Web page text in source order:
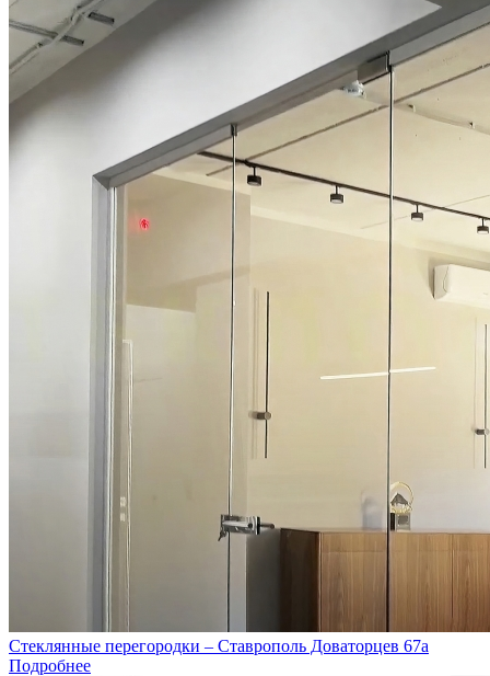
Стеклянные перегородки – Ставрополь Доваторцев 67а
Подробнее